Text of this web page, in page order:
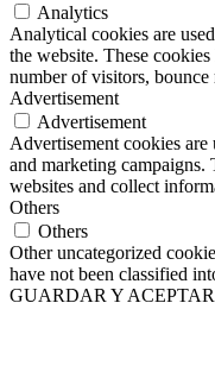
Analytics
Analytical cookies are
the website. These
number of visitors, bounce
Advertisement
Advertisement
Advertisement cookies
and marketing campaigns.
websites and collect
Others
Others
Other uncategorized
have not been classified
GUARDAR Y ACEPTAR